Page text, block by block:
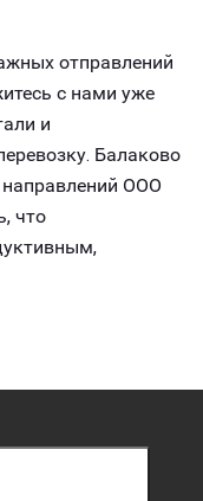
отправлений
с нами уже
и
Балаково
направлений ООО
что